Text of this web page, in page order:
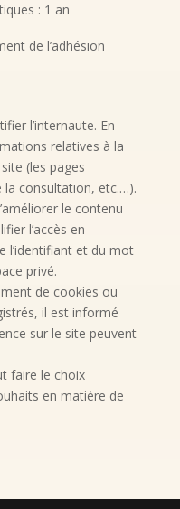
: 1 an
de l’adhésion
l’internaute. En
relatives à la
(les pages
la consultation, etc.…).
le contenu
l’accès en
l’identifiant et du mot
privé.
de cookies ou
il est informé
sur le site peuvent
faire le choix
en matière de